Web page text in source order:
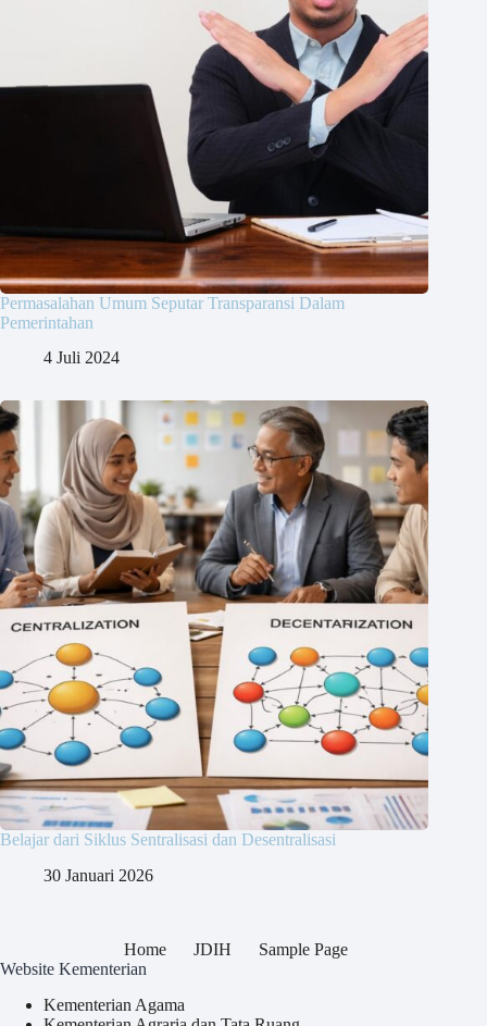
Permasalahan Umum Seputar Transparansi Dalam
Pemerintahan
4 Juli 2024
Belajar dari Siklus Sentralisasi dan Desentralisasi
30 Januari 2026
Home JDIH
Sample Page
Website Kementerian
Kementerian Agama